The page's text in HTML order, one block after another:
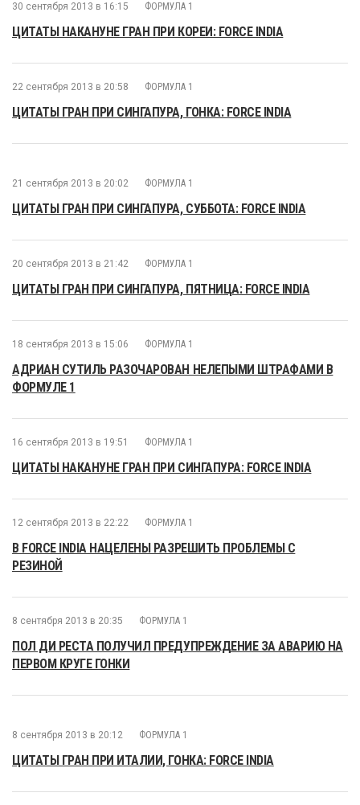
30 сентября 2013 в 16:15 ФОРМУЛА 1
ЦИТАТЫ НАКАНУНЕ ГРАН ПРИ КОРЕИ: FORCE INDIA
22 сентября 2013 в 20:58 ФОРМУЛА 1
ЦИТАТЫ ГРАН ПРИ СИНГАПУРА, ГОНКА: FORCE INDIA
21 сентября 2013 в 20:02 ФОРМУЛА 1
ЦИТАТЫ ГРАН ПРИ СИНГАПУРА, СУББОТА: FORCE INDIA
20 сентября 2013 в 21:42 ФОРМУЛА 1
ЦИТАТЫ ГРАН ПРИ СИНГАПУРА, ПЯТНИЦА: FORCE INDIA
18 сентября 2013 в 15:06 ФОРМУЛА 1
АДРИАН СУТИЛЬ РАЗОЧАРОВАН НЕЛЕПЫМИ ШТРАФАМИ В
ФОРМУЛЕ 1
16 сентября 2013 в 19:51 ФОРМУЛА 1
ЦИТАТЫ НАКАНУНЕ ГРАН ПРИ СИНГАПУРА: FORCE INDIA
12 сентября 2013 в 22:22 ФОРМУЛА 1
В FORCE INDIA НАЦЕЛЕНЫ РАЗРЕШИТЬ ПРОБЛЕМЫ С
РЕЗИНОЙ
8 сентября 2013 в 20:35 ФОРМУЛА 1
ПОЛ ДИ РЕСТА ПОЛУЧИЛ ПРЕДУПРЕЖДЕНИЕ ЗА АВАРИЮ НА
ПЕРВОМ КРУГЕ ГОНКИ
8 сентября 2013 в 20:12 ФОРМУЛА 1
ЦИТАТЫ ГРАН ПРИ ИТАЛИИ, ГОНКА: FORCE INDIA